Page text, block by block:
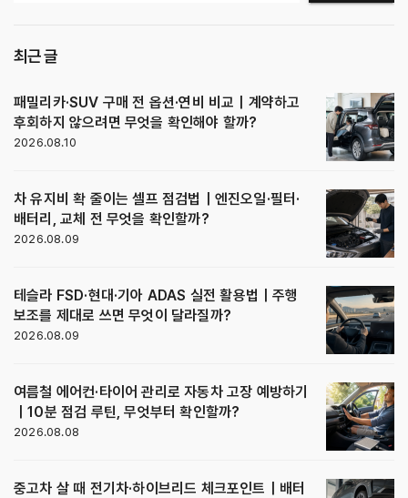
최근 글
패밀리카·SUV 구매 전 옵션·연비 비교｜계약하고
후회하지 않으려면 무엇을 확인해야 할까?
2026.08.10
차 유지비 확 줄이는 셀프 점검법｜엔진오일·필터·
배터리, 교체 전 무엇을 확인할까?
2026.08.09
테슬라 FSD·현대·기아 ADAS 실전 활용법｜주행
보조를 제대로 쓰면 무엇이 달라질까?
2026.08.09
여름철 에어컨·타이어 관리로 자동차 고장 예방하기
｜10분 점검 루틴, 무엇부터 확인할까?
2026.08.08
중고차 살 때 전기차·하이브리드 체크포인트｜배터